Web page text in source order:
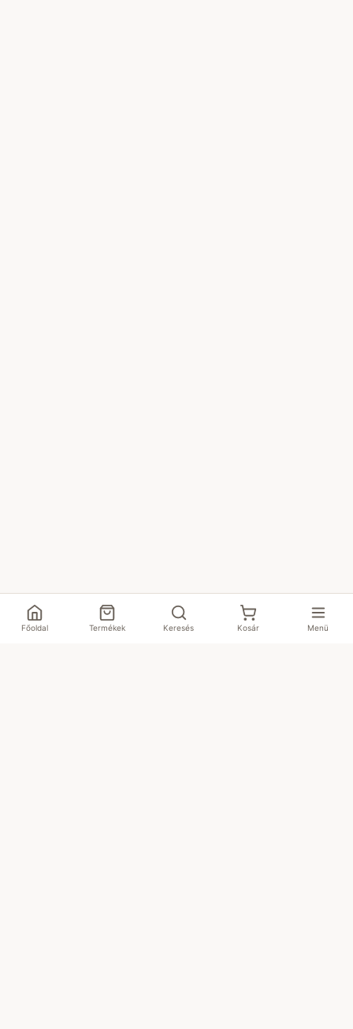
Főoldal Termékek Keresés Kosár Menü